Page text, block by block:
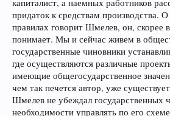
капиталист, а наемных работников
придаток к средствам производства.
правилах говорит Шмелев, он, скорее
понимает. Мы и сейчас живем в
государственные чиновники
где осуществляются различные
имеющие общегосударственное
чем так печется автор, уже
Шмелев не убеждал государственных
необходимости управлять по его